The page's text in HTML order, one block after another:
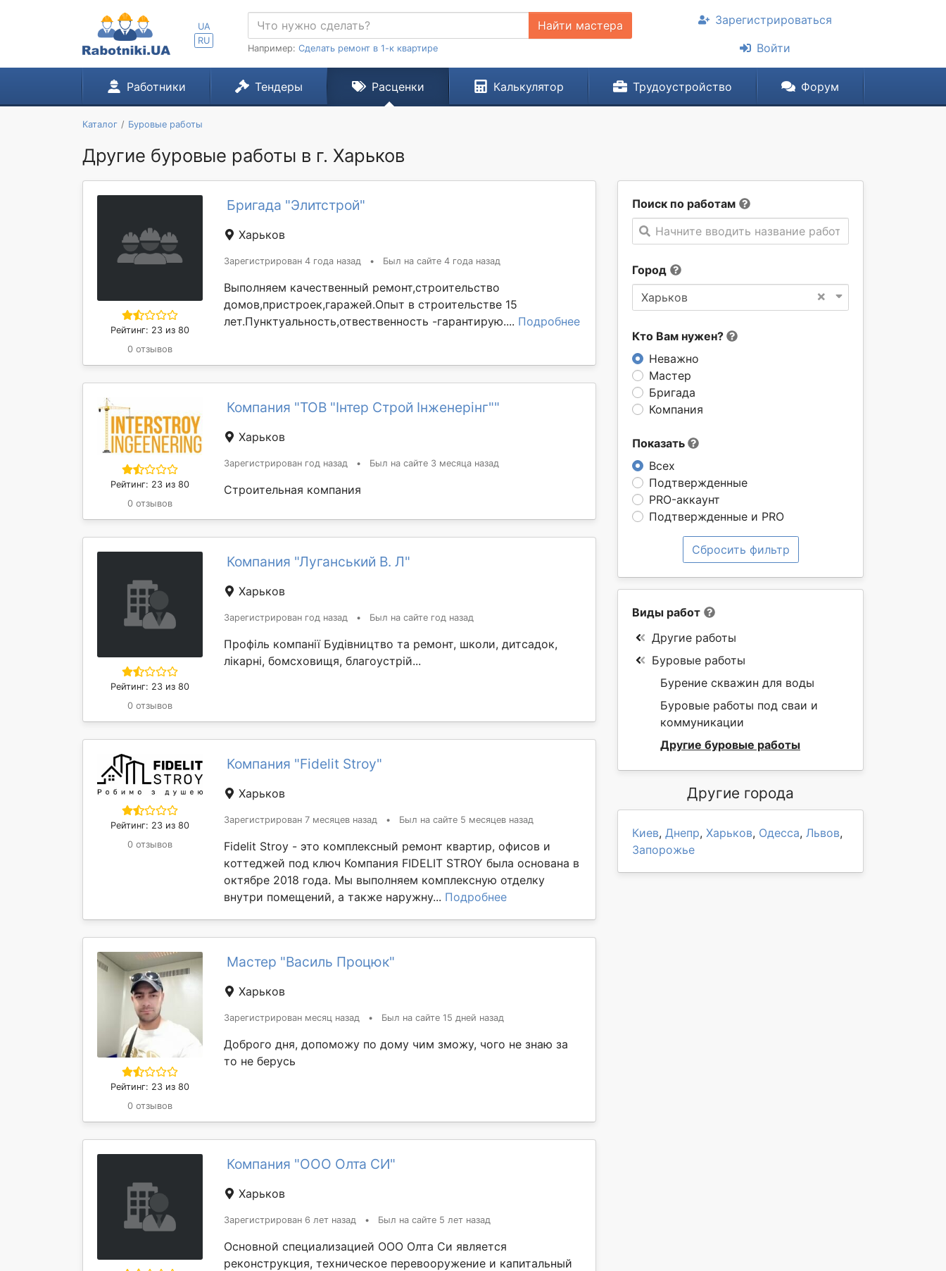
UA
RU
Найти мастера
Например: Сделать ремонт в 1-к квартире
Зарегистрироваться
Войти
Работники Тендеры Расценки Калькулятор Трудоустройство Форум
Каталог Буровые работы
Другие буровые работы в г. Харьков
Поиск по работам
Начните вводить название работы
Город
×
Харьков
Кто Вам нужен?
Неважно
Мастер
Бригада
Компания
Показать
Всех
Подтвержденные
PRO-аккаунт
Подтвержденные и PRO
Сбросить фильтр
Рейтинг: 23 из 80
0 отзывов
Бригада "Элитстрой"
Харьков
Зарегистрирован 4 года назад • Был на сайте 4 года назад
Выполняем качественный ремонт,строительство
домов,пристроек,гаражей.Опыт в строительстве 15
лет.Пунктуальность,отвественность -гарантирую.... Подробнее
Рейтинг: 23 из 80
0 отзывов
Компания "ТОВ "Інтер Строй Інженерінг""
Харьков
Зарегистрирован год назад • Был на сайте 3 месяца назад
Строительная компания
Рейтинг: 23 из 80
0 отзывов
Компания "Луганський В. Л"
Харьков
Зарегистрирован год назад • Был на сайте год назад
Профіль компанії Будівництво та ремонт, школи, дитсадок,
лікарні, бомсховищя, благоустрій...
Рейтинг: 23 из 80
0 отзывов
Компания "Fidelit Stroy"
Харьков
Зарегистрирован 7 месяцев назад • Был на сайте 5 месяцев назад
Fidelit Stroy - это комплексный ремонт квартир, офисов и
коттеджей под ключ Компания FIDELIT STROY была основана в
октябре 2018 года. Мы выполняем комплексную отделку
внутри помещений, а также наружну... Подробнее
Рейтинг: 23 из 80
0 отзывов
Мастер "Василь Процюк"
Харьков
Зарегистрирован месяц назад • Был на сайте 15 дней назад
Доброго дня, допоможу по дому чим зможу, чого не знаю за
то не берусь
Компания "ООО Олта СИ"
Харьков
Зарегистрирован 6 лет назад • Был на сайте 5 лет назад
Основной специализацией ООО Олта Си является
реконструкция, техническое перевооружение и капитальный
Виды работ
Другие работы
Буровые работы
Бурение скважин для воды
Буровые работы под сваи и
коммуникации
Другие буровые работы
Другие города
Киев, Днепр, Харьков, Одесса, Львов,
Запорожье